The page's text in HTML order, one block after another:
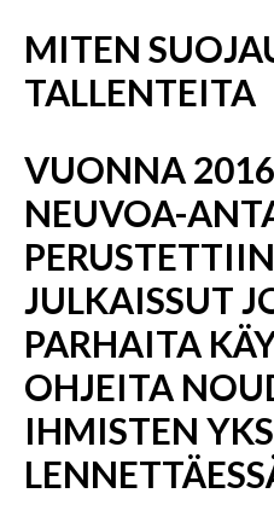
MITEN
TALLENTEITA
VUONNA
NEUVOA-
JULKAISSUT
PARHAITA
OHJEITA
IHMISTEN